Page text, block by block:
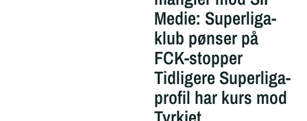
Medie: Superliga-
klub pønser på
FCK-stopper
Tidligere Superliga-
profil har kurs mod